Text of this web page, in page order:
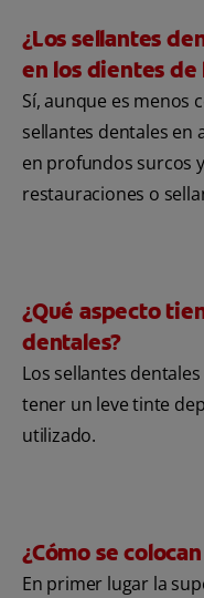
¿Los sellantes
en los dientes de
Sí, aunque es menos
sellantes dentales en
en profundos surcos
restauraciones o
¿Qué aspecto
dentales?
Los sellantes
tener un leve tinte
utilizado.
¿Cómo se
En primer lugar la